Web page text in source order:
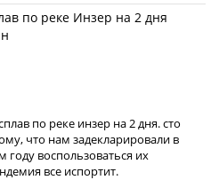
по реке инзер на 2 дня. сто
что нам задекларировали в
году воспользоваться их
все испортит.